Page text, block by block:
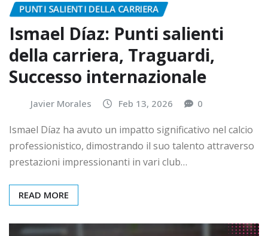
PUNTI SALIENTI DELLA CARRIERA
Ismael Díaz: Punti salienti
della carriera, Traguardi,
Successo internazionale
Javier Morales Feb 13, 2026 0
Ismael Díaz ha avuto un impatto significativo nel calcio
professionistico, dimostrando il suo talento attraverso
prestazioni impressionanti in vari club…
READ MORE